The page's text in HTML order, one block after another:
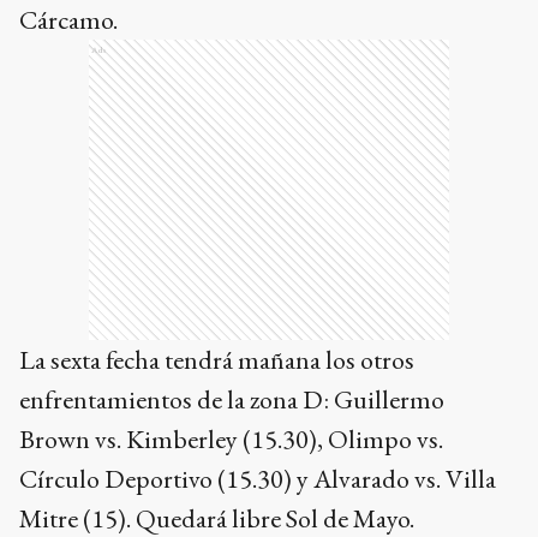
Cárcamo.
Ads
La sexta fecha tendrá mañana los otros
enfrentamientos de la zona D: Guillermo
Brown vs. Kimberley (15.30), Olimpo vs.
Círculo Deportivo (15.30) y Alvarado vs. Villa
Mitre (15). Quedará libre Sol de Mayo.